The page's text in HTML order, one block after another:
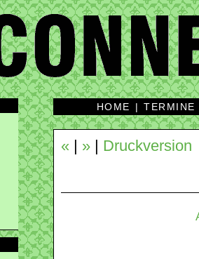
HOME |TERMINE
« » Druckversion